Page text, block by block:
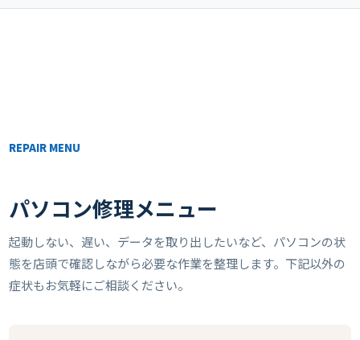
REPAIR MENU
パソコン修理メニュー
起動しない、遅い、データを取り出したいなど、パソコンの状
態を店頭で確認しながら必要な作業を整理します。下記以外の
症状もお気軽にご相談ください。